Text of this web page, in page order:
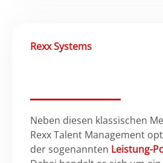
Rexx Systems
Neben diesen klassischen
Rexx Talent Management
der sogenannten Leistung-